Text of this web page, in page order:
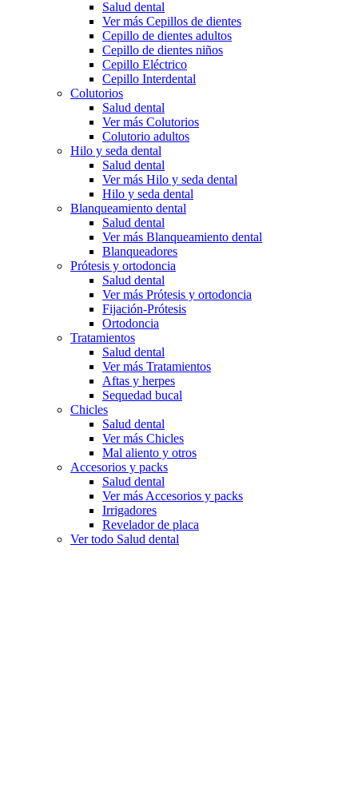
Salud dental
Ver más Cepillos de dientes
Cepillo de dientes adultos
Cepillo de dientes niños
Cepillo Eléctrico
Cepillo Interdental
Colutorios
Salud dental
Ver más Colutorios
Colutorio adultos
Hilo y seda dental
Salud dental
Ver más Hilo y seda dental
Hilo y seda dental
Blanqueamiento dental
Salud dental
Ver más Blanqueamiento dental
Blanqueadores
Prótesis y ortodoncia
Salud dental
Ver más Prótesis y ortodoncia
Fijación-Prótesis
Ortodoncia
Tratamientos
Salud dental
Ver más Tratamientos
Aftas y herpes
Sequedad bucal
Chicles
Salud dental
Ver más Chicles
Mal aliento y otros
Accesorios y packs
Salud dental
Ver más Accesorios y packs
Irrigadores
Revelador de placa
Ver todo Salud dental